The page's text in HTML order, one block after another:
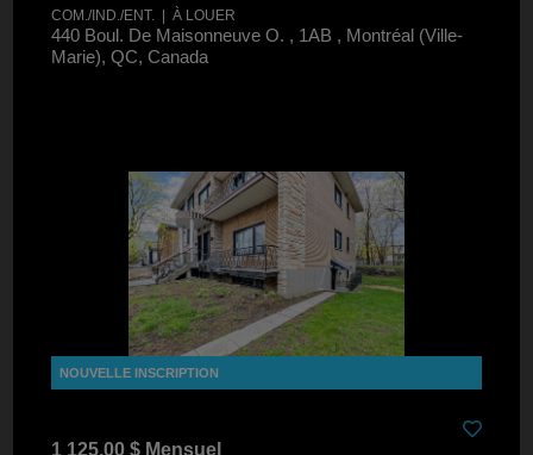
COM./IND./ENT. | À LOUER
440 Boul. De Maisonneuve O. , 1AB , Montréal (Ville-
Marie), QC, Canada
1 125,00 $ Mensuel